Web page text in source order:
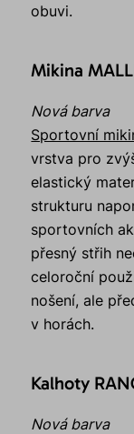
obuvi.
Mikina
Nová barva
Sportovní
vrstva pro
elastický
strukturu
sportovních
přesný střih
celoroční
nošení, ale
v horách.
Kalhoty
Nová barva